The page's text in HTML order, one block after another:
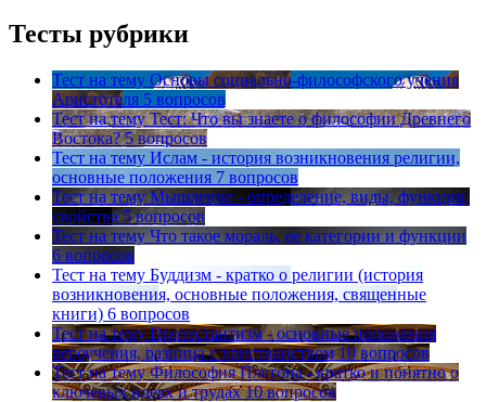
Тесты рубрики
Тест на тему Основы социально-философского учения
Аристотеля 5 вопросов
Тест на тему Тест: Что вы знаете о философии Древнего
Востока? 5 вопросов
Тест на тему Ислам - история возникновения религии,
основные положения 7 вопросов
Тест на тему Мышление - определение, виды, функции,
свойства 5 вопросов
Тест на тему Что такое мораль, ее категории и функции
6 вопросов
Тест на тему Буддизм - кратко о религии (история
возникновения, основные положения, священные
книги) 6 вопросов
Тест на тему Протестантизм - основные положения
вероучения, разница с христианством 10 вопросов
Тест на тему Философия Платона - кратко и понятно о
ключевых идеях и трудах 10 вопросов